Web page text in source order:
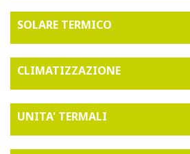
SOLARE TERMICO
CLIMATIZZAZIONE
UNITA' TERMALI